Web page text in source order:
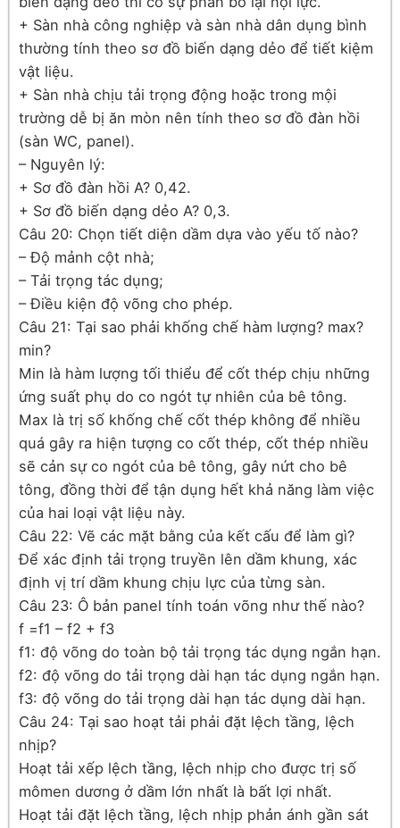
+ Sàn nhà công nghiệp và sàn nhà dân dụng bình
thường tính theo sơ đồ biến dạng dẻo để tiết kiệm
vật liệu.
+ Sàn nhà chịu tải trọng động hoặc trong mội
trường dễ bị ăn mòn nên tính theo sơ đồ đàn hồi
(sàn WC, panel).
– Nguyên lý:
+ Sơ đồ đàn hồi A? 0,42.
+ Sơ đồ biến dạng dẻo A? 0,3.
Câu 20: Chọn tiết diện dầm dựa vào yếu tố nào?
– Độ mảnh cột nhà;
– Tải trọng tác dụng;
– Điều kiện độ võng cho phép.
Câu 21: Tại sao phải khống chế hàm lượng? max?
min?
Min là hàm lượng tối thiểu để cốt thép chịu những
ứng suất phụ do co ngót tự nhiên của bê tông.
Max là trị số khống chế cốt thép không để nhiều
quá gây ra hiện tượng co cốt thép, cốt thép nhiều
sẽ cản sự co ngót của bê tông, gây nứt cho bê
tông, đồng thời để tận dụng hết khả năng làm việc
của hai loại vật liệu này.
Câu 22: Vẽ các mặt bằng của kết cấu để làm gì?
Để xác định tải trọng truyền lên dầm khung, xác
định vị trí dầm khung chịu lực của từng sàn.
Câu 23: Ô bản panel tính toán võng như thế nào?
f =f1 – f2 + f3
f1: độ võng do toàn bộ tải trọng tác dụng ngắn hạn.
f2: độ võng do tải trọng dài hạn tác dụng ngắn hạn.
f3: độ võng do tải trọng dài hạn tác dụng dài hạn.
Câu 24: Tại sao hoạt tải phải đặt lệch tầng, lệch
nhịp?
Hoạt tải xếp lệch tầng, lệch nhịp cho được trị số
mômen dương ở dầm lớn nhất là bất lợi nhất.
Hoạt tải đặt lệch tầng, lệch nhịp phản ánh gần sát